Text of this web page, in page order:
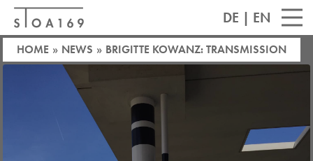
DE | EN
HOME » NEWS » BRIGITTE KOWANZ: TRANSMISSION